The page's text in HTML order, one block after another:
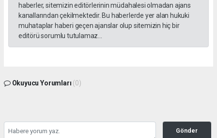
haberler, sitemizin editörlerinin müdahalesi olmadan ajans
kanallarından çekilmektedir. Bu haberlerde yer alan hukuki
muhataplar haberi geçen ajanslar olup sitemizin hiç bir
editörü sorumlu tutulamaz...
Okuyucu Yorumları (0)
Gönder